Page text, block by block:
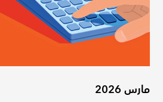
مارس 2026